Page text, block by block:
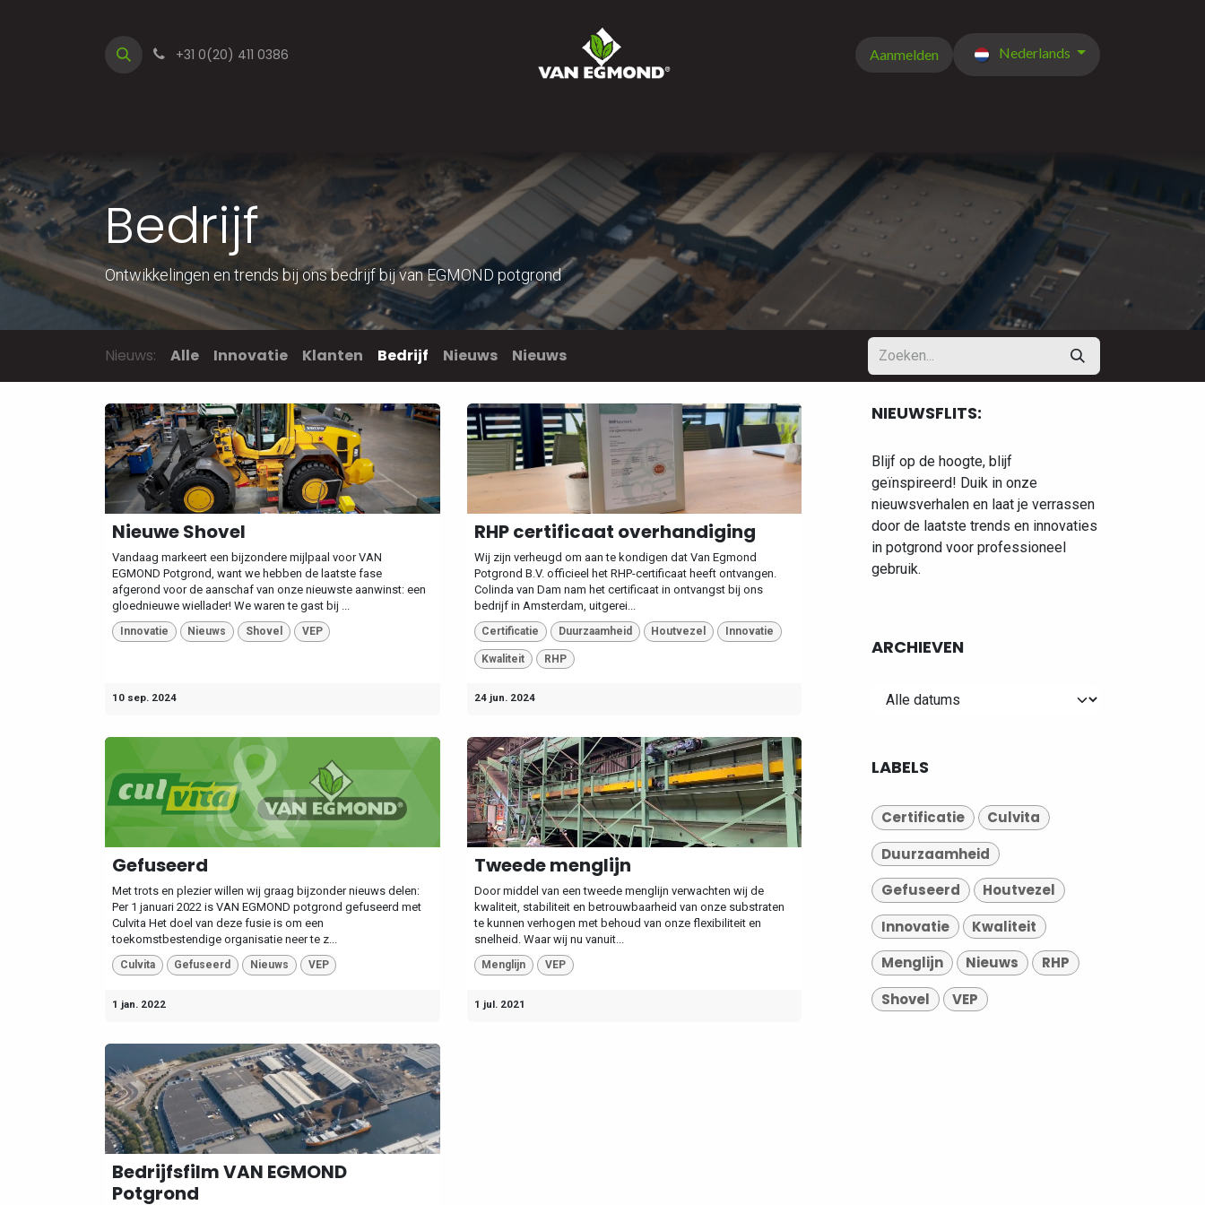
+31 0(20) 411 0386 Aanmelden Nederlands
Bedrijf
Ontwikkelingen en trends bij ons bedrijf bij van EGMOND potgrond
Nieuws: Alle Innovatie Klanten Bedrijf Nieuws Nieuws
Nieuwe Shovel
Vandaag markeert een bijzondere mijlpaal voor VAN
EGMOND Potgrond, want we hebben de laatste fase
afgerond voor de aanschaf van onze nieuwste aanwinst: een
gloednieuwe wiellader! We waren te gast bij ...
Innovatie Nieuws Shovel VEP
10 sep. 2024
RHP certificaat overhandiging
Wij zijn verheugd om aan te kondigen dat Van Egmond
Potgrond B.V. officieel het RHP-certificaat heeft ontvangen.
Colinda van Dam nam het certificaat in ontvangst bij ons
bedrijf in Amsterdam, uitgerei...
Certificatie Duurzaamheid Houtvezel Innovatie
Kwaliteit RHP
24 jun. 2024
Gefuseerd
Met trots en plezier willen wij graag bijzonder nieuws delen:
Per 1 januari 2022 is VAN EGMOND potgrond gefuseerd met
Culvita Het doel van deze fusie is om een
toekomstbestendige organisatie neer te z...
Culvita Gefuseerd Nieuws VEP
1 jan. 2022
Tweede menglijn
Door middel van een tweede menglijn verwachten wij de
kwaliteit, stabiliteit en betrouwbaarheid van onze substraten
te kunnen verhogen met behoud van onze flexibiliteit en
snelheid. Waar wij nu vanuit...
Menglijn VEP
1 jul. 2021
Bedrijfsfilm VAN EGMOND
Potgrond
NIEUWSFLITS:
Blijf op de hoogte, blijf
geïnspireerd! Duik in onze
nieuwsverhalen en laat je verrassen
door de laatste trends en innovaties
in potgrond voor professioneel
gebruik.
ARCHIEVEN
LABELS
Certificatie
Culvita
Duurzaamheid
Gefuseerd
Houtvezel
Innovatie
Kwaliteit
Menglijn
Nieuws
RHP
Shovel
VEP